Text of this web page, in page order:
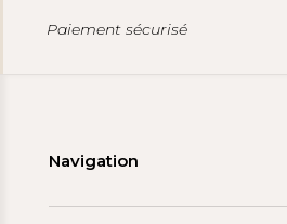
Paiement sécurisé
Navigation
Accueil